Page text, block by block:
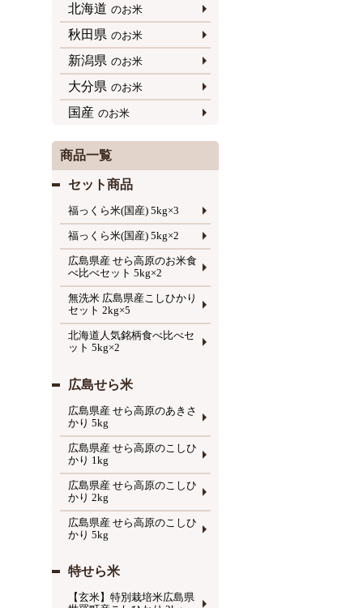
北海道 のお米
秋田県 のお米
新潟県 のお米
大分県 のお米
国産 のお米
商品一覧
セット商品
福っくら米(国産) 5kg×3
福っくら米(国産) 5kg×2
広島県産 せら高原のお米食
べ比べセット 5kg×2
無洗米 広島県産こしひかり
セット 2kg×5
北海道人気銘柄食べ比べセ
ット 5kg×2
広島せら米
広島県産 せら高原のあきさ
かり 5kg
広島県産 せら高原のこしひ
かり 1kg
広島県産 せら高原のこしひ
かり 2kg
広島県産 せら高原のこしひ
かり 5kg
特せら米
【玄米】特別栽培米広島県